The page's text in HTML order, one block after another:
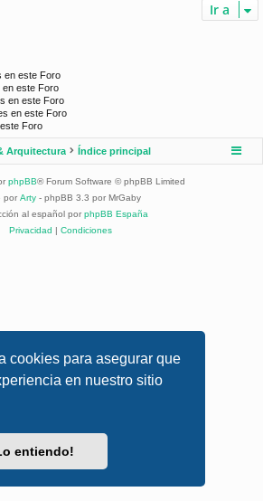
cookies para asegurar que
en nuestro sitio
entiendo!
Ir a
en este Foro
en este Foro
en este Foro
en este Foro
Foro
Arquitectura Índice principal
phpBB® Forum Software © phpBB Limited
por Arty - phpBB 3.3 por MrGaby
al español por phpBB España
Privacidad | Condiciones